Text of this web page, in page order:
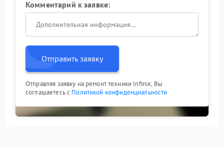
Комментарий к заявке:
Отправить заявку
Отправляя заявку на ремонт техники Infinix, Вы
соглашаетесь с Политикой конфиденциальности